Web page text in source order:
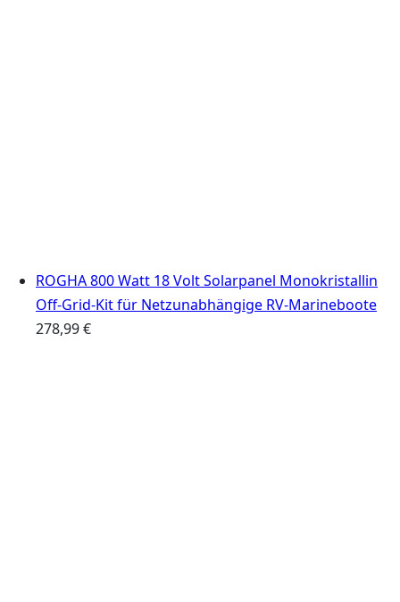
ROGHA 800 Watt 18 Volt Solarpanel Monokristallin
Off-Grid-Kit für Netzunabhängige RV-Marineboote
278,99€